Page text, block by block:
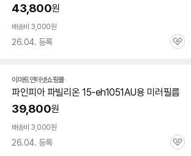
43,800원
배송비 3,000원
26.04. 등록
관
이마트인터넷쇼핑몰
파인피아 파빌리온 15-eh1051AU용 미러필름
39,800원
배송비 3,000원
26.04. 등록
관